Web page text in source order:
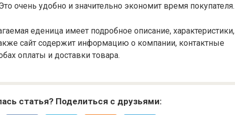
очень удобно и значительно экономит время покупателя.
еденица имеет подробное описание, характеристики,
сайт содержит информацию о компании, контактные
оплаты и доставки товара.
статья? Поделиться с друзьями: